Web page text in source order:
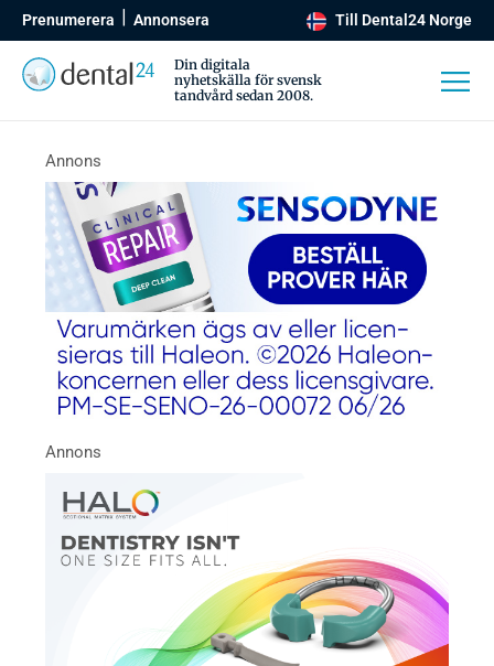
Prenumerera Annonsera Till Dental24 Norge
Din digitala
nyhetskälla för svensk
tandvård sedan 2008.